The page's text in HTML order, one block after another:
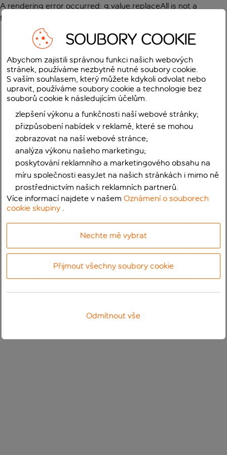
A rendering error occurred: g.value.replaceAll is not a
function
SOUBORY COOKIE
Abychom zajistili správnou funkci našich webových
stránek, používáme nezbytně nutné soubory cookie.
S vaším souhlasem, který můžete kdykoli odvolat nebo
upravit, používáme soubory cookie a technologie bez
souborů cookie k následujícím účelům.
zlepšení výkonu a funkčnosti naší webové stránky;
přizpůsobení nabídek v reklamě, které se mohou
zobrazovat na naší webové stránce;
analýza výkonu našeho marketingu;
poskytování reklamního a marketingového obsahu na
míru společnosti easyJet na našich stránkách i mimo ně
prostřednictvím našich reklamních partnerů.
Více informací najdete v našemOznámení o souborech
cookie skupiny .
Nechte mě vybrat
Přijmout všechny soubory cookie
Odmítnout vše